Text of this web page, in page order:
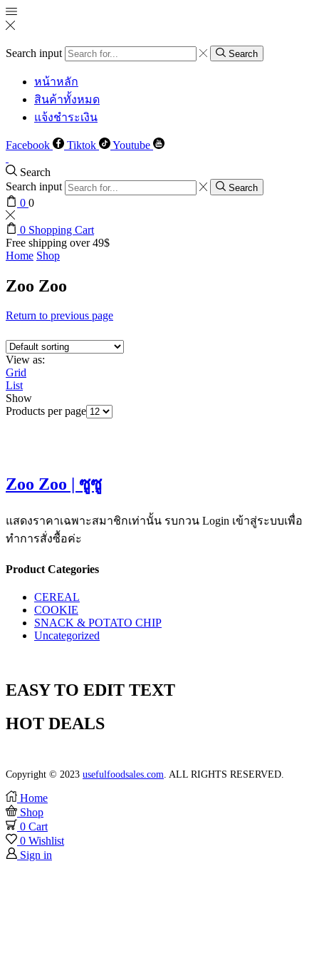
Search input Search
หน้าหลัก
สินค้าทั้งหมด
แจ้งชำระเงิน
Facebook Tiktok Youtube
Search
Search input
Search
0 0
0 Shopping Cart
Free shipping over 49$
Home Shop
Zoo Zoo
Return to previous page
View as:
Grid
List
Show
Products per page
Zoo Zoo | ซูซู
แสดงราคาเฉพาะสมาชิกเท่านั้น รบกวน Login เข้าสู่ระบบเพื่อ
ทำการสั่งซื้อค่ะ
Product Categories
CEREAL
COOKIE
SNACK & POTATO CHIP
Uncategorized
EASY TO EDIT TEXT
HOT DEALS
Copyright © 2023 usefulfoodsales.com . ALL RIGHTS RESERVED.
Home
Shop
0 Cart
0 Wishlist
Sign in